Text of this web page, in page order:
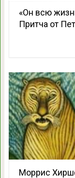
«Он всю
Притча от
Моррис